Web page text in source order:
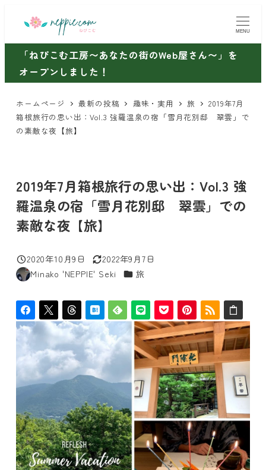
ン
ン
MENU
「ねぴこむ工房〜あなたの街のWeb屋さん〜」を
オープンしました！
ホームページ 最新の投稿 趣味・実用 旅
2019年7月
箱根旅行の思い出：Vol.3 強羅温泉の宿「雪月花別邸 翠雲」で
の素敵な夜【旅】
2019年7月箱根旅行の思い出：Vol.3 強
羅温泉の宿「雪月花別邸 翠雲」での
素敵な夜【旅】
投稿日
2020年10月9日
更新日
2022年9月7日
著
Minako 'NEPPIE' Seki カテゴリー
旅